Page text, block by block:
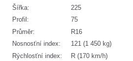
Šířka:
225
Profil:
75
Průměr:
R16
Nosnosťní index:
121 (1 450 kg)
Rýchlosťní index:
R (170 km/h)